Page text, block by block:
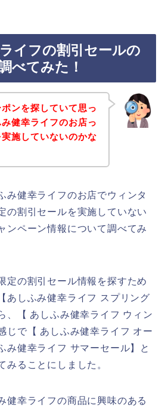
イフの割引セールの
べてみた！
ンを探していて思っ
健幸ライフのお店っ
施していないのかな
み健幸ライフのお店でウィンタ
の割引セールを実施していない
ンペーン情報について調べてみ
定の割引セール情報を探すため
あしふみ健幸ライフ スプリング
、【 あしふみ健幸ライフ ウィン
じで【 あしふみ健幸ライフ オー
み健幸ライフ サマーセール】と
みることにしました。
健幸ライフの商品に興味のある